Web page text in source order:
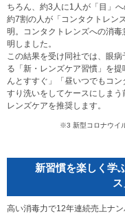
ちろん、約3人に1人が「目」
約7割の人が「コンタクトレン
明。コンタクトレンズへの消毒
明しました。
この結果を受け同社では、眼
る「新・レンズケア習慣」を提
んとすすぐ」「昼いつでもコ
すり洗いをしてケースにしま
レンズケアを推奨します。
※3 新型コロナウイ
新習慣を楽しく学
高い消毒力で12年連続売上ナン